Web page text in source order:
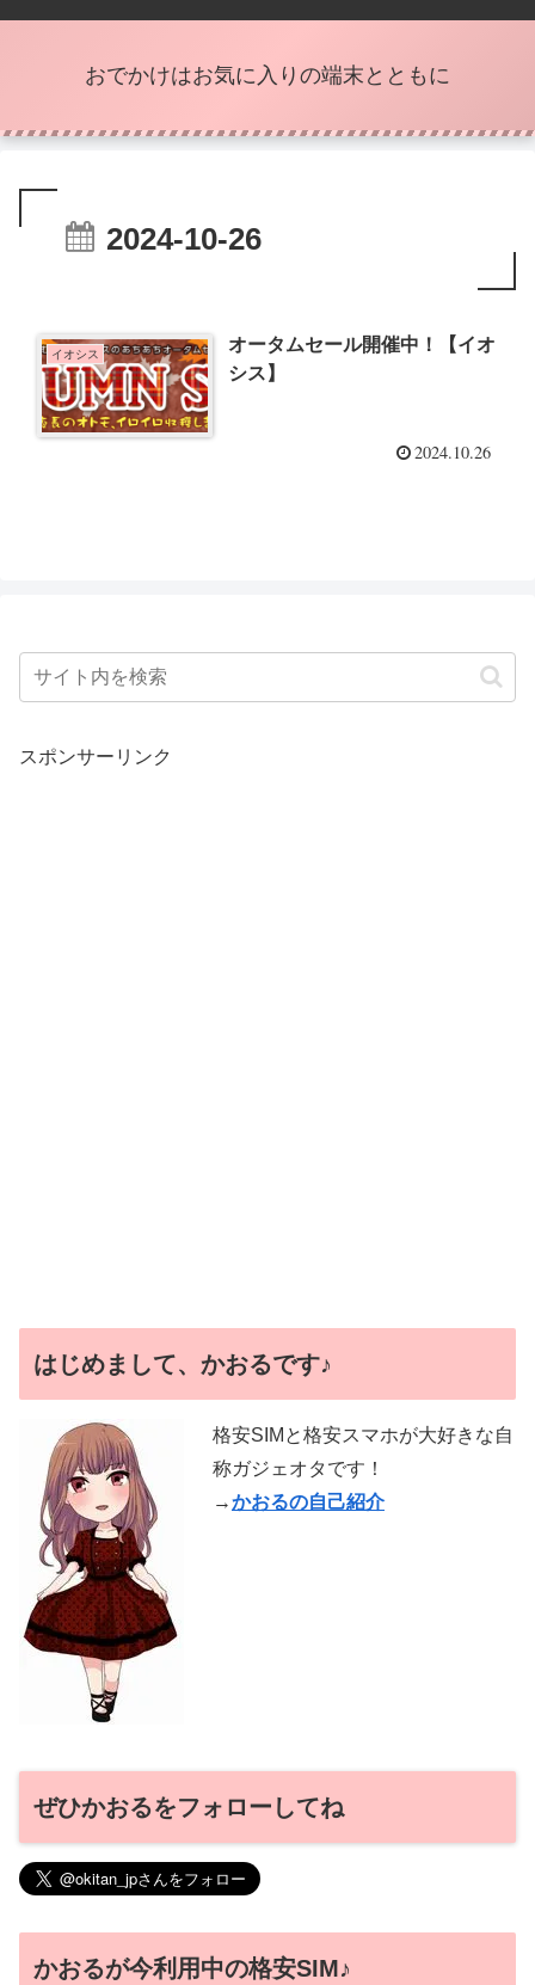
おでかけはお気に入りの端末とともに
2024-10-26
イオシス
オータムセール開催中！【イオ
シス】
2024.10.26
スポンサーリンク
はじめまして、かおるです♪
格安SIMと格安スマホが大好きな自
称ガジェオタです！
→かおるの自己紹介
ぜひかおるをフォローしてね
かおるが今利用中の格安SIM♪